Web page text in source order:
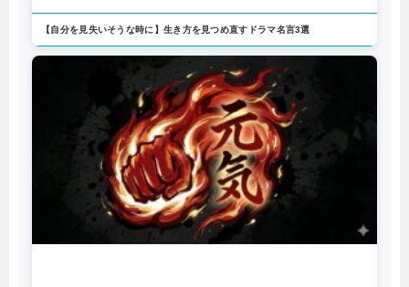
【自分を見失いそうな時に】生き方を見つめ直すドラマ名言3選